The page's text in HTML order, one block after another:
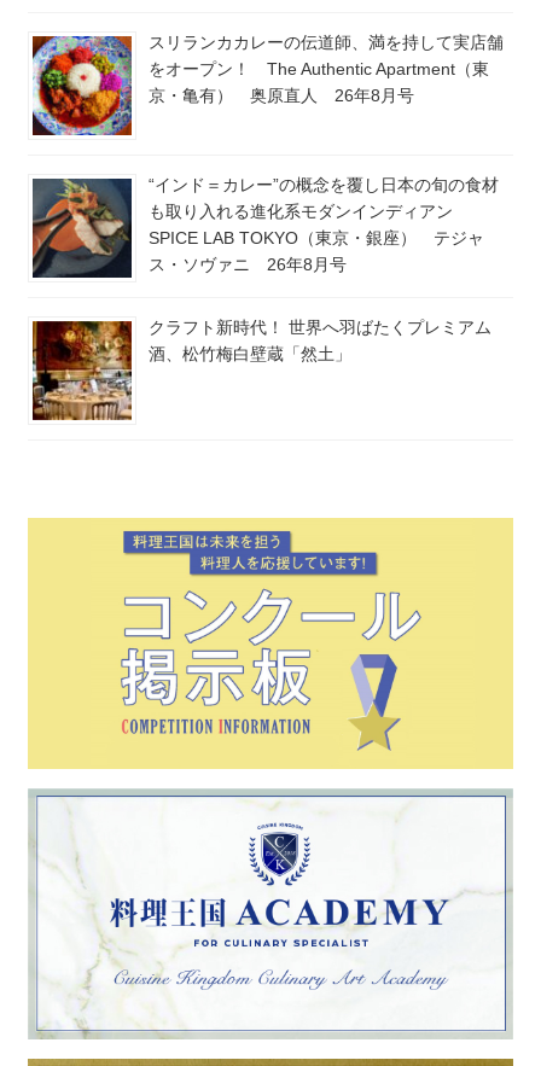
スリランカカレーの伝道師、満を持して実店舗
をオープン！ The Authentic Apartment（東
京・亀有） 奥原直人 26年8月号
“インド＝カレー”の概念を覆し日本の旬の食材
も取り入れる進化系モダンインディアン
SPICE LAB TOKYO（東京・銀座） テジャ
ス・ソヴァニ 26年8月号
クラフト新時代！ 世界へ羽ばたくプレミアム
酒、松竹梅白壁蔵「然土」